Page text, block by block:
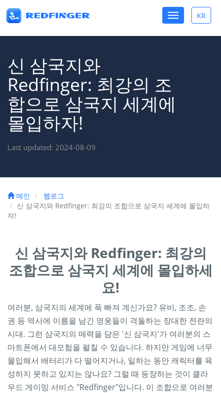
Toggle
KR
Toggle
navigation
신 삼국지와
Redfinger: 최강의 조
합으로 삼국지 세계에
몰입하자!
Last updated: 2024-08-09
메인
웹로그
신 삼국지와 Redfinger: 최강의 조합으로 삼국지 세계에 몰입하
자!
신 삼국지와 Redfinger: 최강의
조합으로 삼국지 세계에 몰입하세
요!
여러분, 삼국지의 세계에 푹 빠져 계신가요? 유비, 조조, 손
권 등 역사에 이름을 남긴 영웅들이 격돌하는 장대한 전란의
시대. 그런 삼국지의 매력을 담은 '신 삼국지'가 여러분의 스
마트폰에서 대모험을 펼칠 수 있습니다. 하지만 게임에 너무
몰입해서 배터리가 다 떨어지거나, 일하는 동안 캐릭터를 육
성하지 못하고 있지는 않나요? 그럴 때 등장하는 것이 클라
우드 게이밍 서비스 "Redfinger"입니다. 이 조합으로 여러분